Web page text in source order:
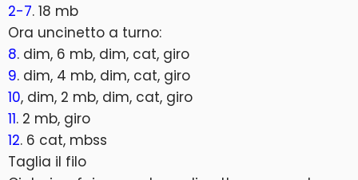
2-7. 18 mb
Ora uncinetto a turno:
8. dim, 6 mb, dim, cat, giro
9. dim, 4 mb, dim, cat, giro
10, dim, 2 mb, dim, cat, giro
11. 2 mb, giro
12. 6 cat, mbss
Taglia il filo